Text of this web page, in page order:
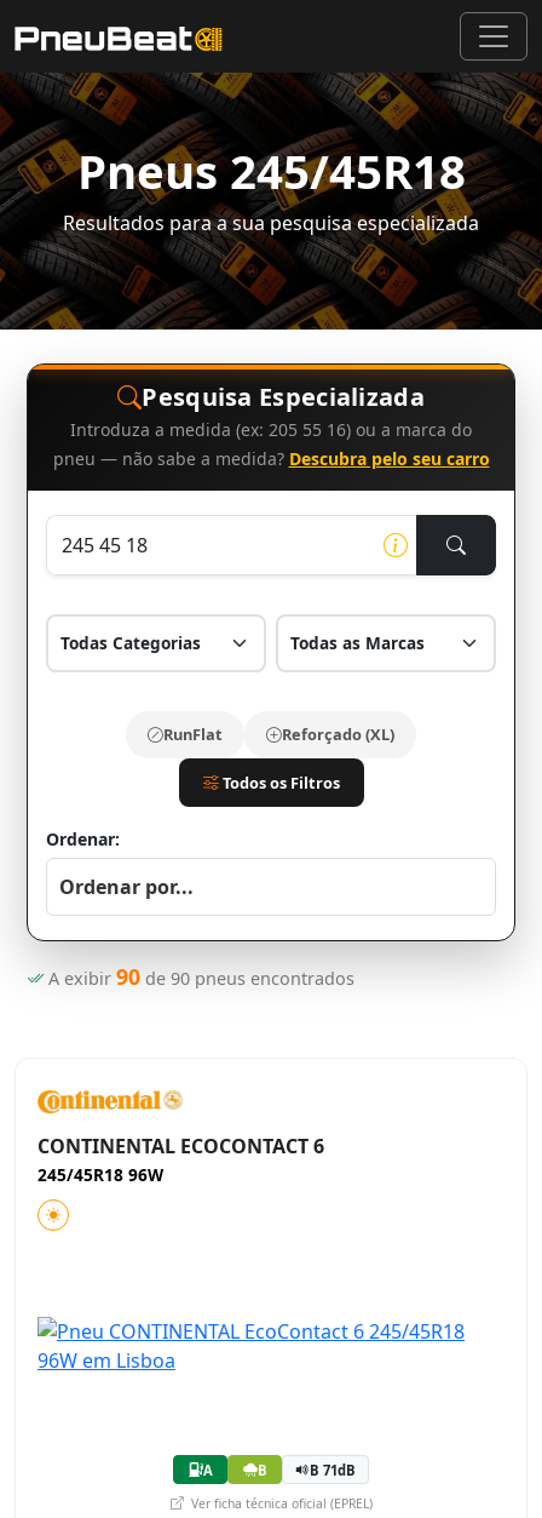
Pneus 245/45R18
Resultados para a sua pesquisa especializada
Pesquisa Especializada
Introduza a medida (ex: 205 55 16) ou a marca do
pneu — não sabe a medida? Descubra pelo seu carro
RunFlat Reforçado (XL)
Todos os Filtros
Ordenar:
A exibir 90 de 90 pneus encontrados
CONTINENTAL ECOCONTACT 6
245/45R18 96W
A B B 71dB
Ver ficha técnica oficial (EPREL)